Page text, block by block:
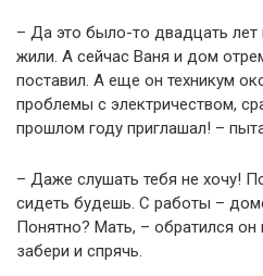
– Да это было-то двадцать лет
жили. А сейчас Ваня и дом
поставил. А еще он техникум
проблемы с электричеством,
прошлом году приглашал! –
– Даже слушать тебя не хочу!
сидеть будешь. С работы –
Понятно? Мать, – обратился он
забери и спрячь.